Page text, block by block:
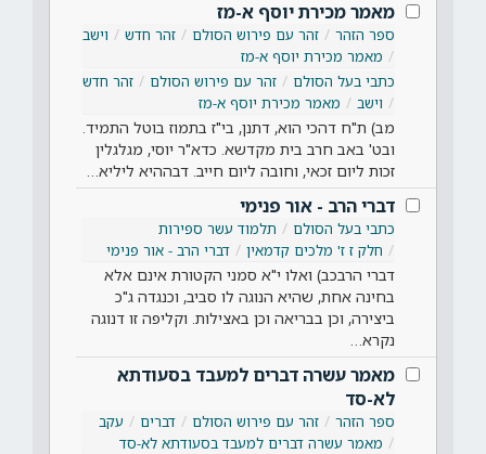
מאמר מכירת יוסף א-מז
ספר הזהר זהר עם פירוש הסולם זהר חדש
וישב
מאמר מכירת יוסף א-מז
כתבי בעל הסולם
זהר עם פירוש הסולם
זהר חדש
וישב
מאמר מכירת יוסף א-מז
מב) ת"ח דהכי הוא, דתנן, בי"ז בתמוז בוטל התמיד.
ובט' באב חרב בית מקדשא. כדא"ר יוסי, מגלגלין
זכות ליום זכאי, וחובה ליום חייב. דבההיא ליליא…
דברי הרב - אור פנימי
כתבי בעל הסולם
תלמוד עשר ספירות
חלק ז ז' מלכים קדמאין
דברי הרב - אור פנימי
דברי הרבכב) ואלו י"א סמני הקטורת אינם אלא
בחינה אחת, שהיא הנוגה לו סביב, וכנגדה ג"כ
ביצירה, וכן בבריאה וכן באצילות. וקליפה זו דנוגה
נקרא…
מאמר עשרה דברים למעבד בסעודתא
לא-סד
ספר הזהר זהר עם פירוש הסולם דברים
עקב
מאמר עשרה דברים למעבד בסעודתא לא-סד